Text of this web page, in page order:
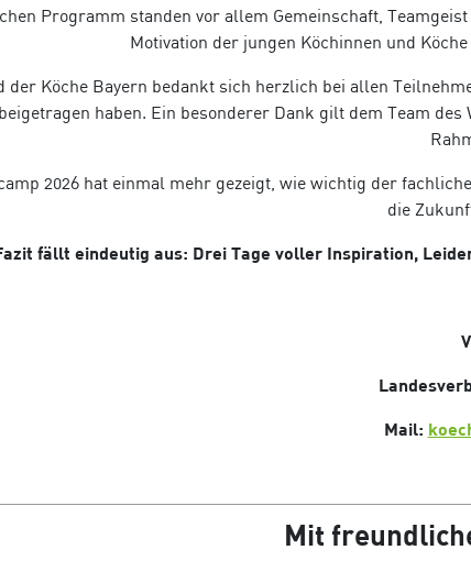
Programm standen vor allem Gemeinschaft,
Motivation der jungen Köchinnen und
der Köche Bayern bedankt sich herzlich bei allen
haben. Ein besonderer Dank gilt dem Team
2026 hat einmal mehr gezeigt, wie wichtig der
die
fällt eindeutig aus: Drei Tage voller Inspiration,
Mail:
Mit